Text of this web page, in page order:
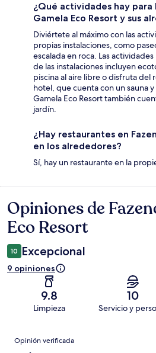
¿Qué actividades hay para
Gamela Eco Resort y sus
Diviértete al máximo con las
propias instalaciones, como
escalada en roca. Las
de las instalaciones incluyen
piscina al aire libre o disfruta del
hotel, que cuenta con un sauna
Gamela Eco Resort también
jardín.
¿Hay restaurantes en
en los alrededores?
Sí, hay un restaurante en la
Opiniones
Opiniones de
Eco Resort
10 Excepcional
9 opiniones
9.8
Limpieza
10
Servicio y
Opiniones
Opinión verificada